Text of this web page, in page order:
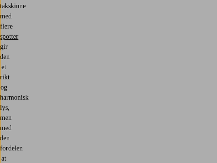
takskinne
med
flere
spotter
gir
den
et
rikt
og
harmonisk
lys,
men
med
den
fordelen
at